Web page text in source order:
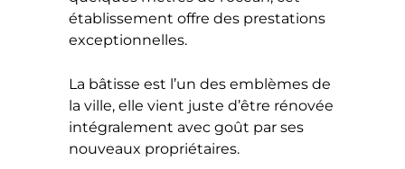
établissement offre des prestations
exceptionnelles.
La bâtisse est l’un des emblèmes de
la ville, elle vient juste d’être rénovée
intégralement avec goût par ses
nouveaux propriétaires.